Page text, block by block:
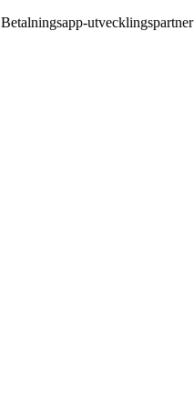
Betalningsapp-utvecklingspartner